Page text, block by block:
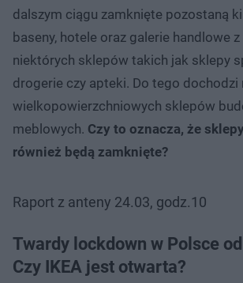
dalszym ciągu zamknięte pozostaną
baseny, hotele oraz galerie handlowe
niektórych sklepów takich jak sklepy
drogerie czy apteki. Do tego dochodzi
wielkopowierzchniowych sklepów
meblowych. Czy to oznacza, że
również będą zamknięte?
Raport z anteny 24.03, godz.10
Twardy lockdown w Polsce
Czy IKEA jest otwarta?